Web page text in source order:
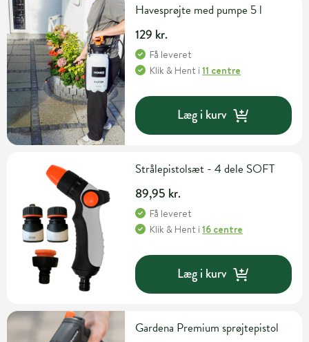
Havesprøjte med pumpe 5 l
129 kr.
Få leveret
Klik & Hent i11 centre
Læg i kurv
Strålepistolsæt - 4 dele SOFT
89,95 kr.
Få leveret
Klik & Hent i16 centre
Læg i kurv
Gardena Premium sprøjtepistol